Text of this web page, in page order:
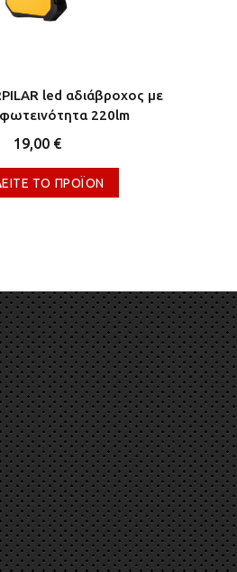
led αδιάβροχος με
220lm
19,00 €
ΤΟ ΠΡΟΪΟΝ